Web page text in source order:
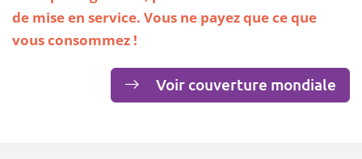
de mise en service. Vous ne payez que ce que
vous consommez !
Voir couverture mondiale